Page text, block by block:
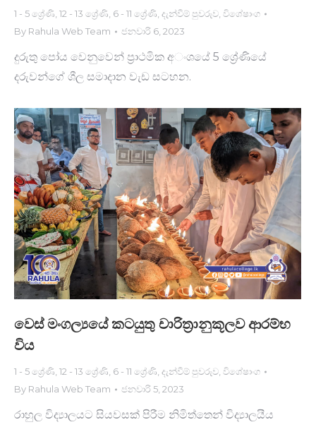
1 - 5 ශ්‍රේණි 12 - 13 ශ්‍රේණි 6 - 11 ශ්‍රේණි දැන්වීම් පුවරුව විශේෂාංග
By Rahula Web Team ජනවාරි 6, 2023
දුරුතු පෝය වෙනුවෙන් ප්‍රාථමික අ​ංශයේ 5 ශ්‍රේණියේ
දරුවන්ගේ ශීල සමාදාන වැඩ සටහන.
වෙස් මංගල්‍යයේ කටයුතු චාරිත්‍රානුකූලව ආරම්භ
විය
1 - 5 ශ්‍රේණි 12 - 13 ශ්‍රේණි 6 - 11 ශ්‍රේණි දැන්වීම් පුවරුව විශේෂාංග
By Rahula Web Team ජනවාරි 5, 2023
රාහුල විද්‍යාලයට සියවසක් පිරීම නිමිත්තෙන් විද්‍යාලයීය